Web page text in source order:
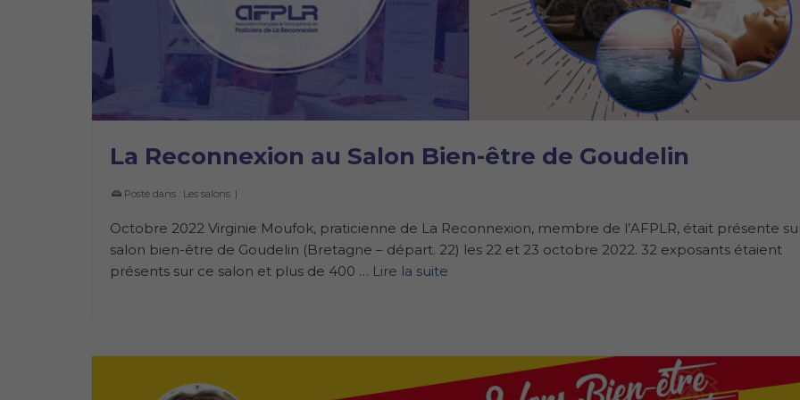
La Reconnexion au Salon Bien-être de Goudelin
Posté dans : Les salons |
Octobre 2022 Virginie Moufok, praticienne de La Reconnexion, membre de l’AFPLR, était présente
salon bien-être de Goudelin (Bretagne – départ. 22) les 22 et 23 octobre 2022. 32 exposants étaient
présents sur ce salon et plus de 400 … Lire la suite